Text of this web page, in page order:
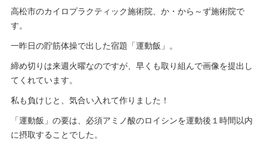
高松市のカイロプラクティック施術院、か・から～ず施術院で
す。
一昨日の貯筋体操で出した宿題「運動飯」。
締め切りは来週火曜なのですが、早くも取り組んで画像を提出し
てくれています。
私も負けじと、気合い入れて作りました！
「運動飯」の要は、必須アミノ酸のロイシンを運動後１時間以内
に摂取することでした。